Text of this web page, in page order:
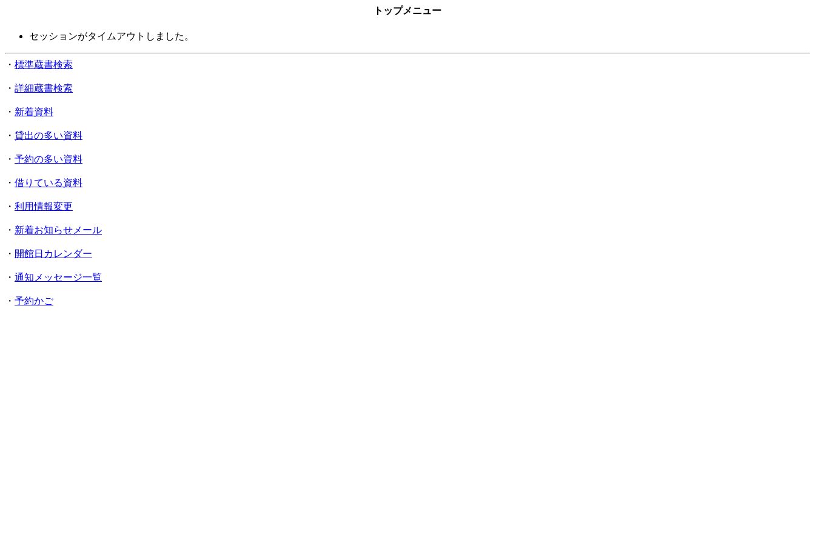
トップメニュー
セッションがタイムアウトしました。
・ 標準蔵書検索
・ 詳細蔵書検索
・ 新着資料
・ 貸出の多い資料
・ 予約の多い資料
・ 借りている資料
・ 利用情報変更
・ 新着お知らせメール
・ 開館日カレンダー
・ 通知メッセージ一覧
・ 予約かご